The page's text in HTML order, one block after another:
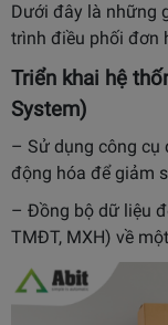
Dưới đây là những
trình điều phối đơn
Triển khai hệ
System)
– Sử dụng công cụ
động hóa để giảm
– Đồng bộ dữ liệu
TMĐT, MXH) về